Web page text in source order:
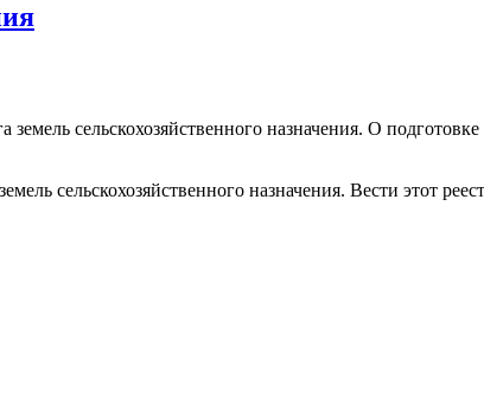
сельскохозяйственного назначения. О подготовке
сельскохозяйственного назначения. Вести этот